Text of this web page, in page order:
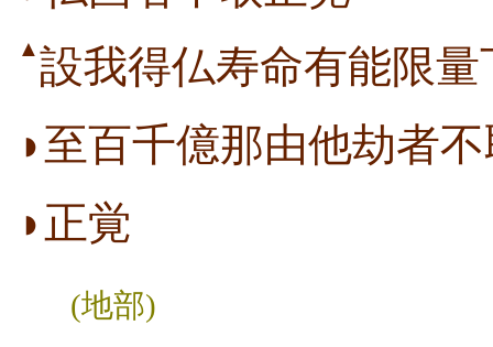
▲ 設我得仏寿命有能限量
◗至百千億那由他劫者
◗正覚
(地部)